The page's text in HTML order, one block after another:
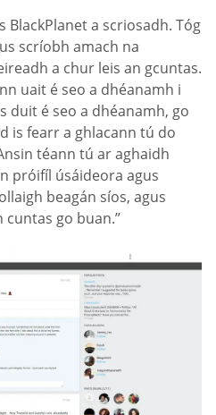
BlackPlanet a scriosadh. Tóg
scríobh amach na
a chur leis an gcuntas.
uait é seo a dhéanamh i
duit é seo a dhéanamh, go
is fearr a ghlacann tú do
téann tú ar aghaidh
próifíl úsáideora agus
beagán síos, agus
cuntas go buan.”